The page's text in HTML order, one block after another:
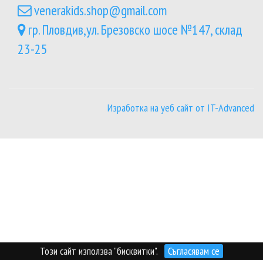
Този сайт използва "бисквитки". Съгласявам се
venerakids.shop@gmail.com
гр. Пловдив,ул. Брезовско шосе №147, склад
23-25
Изработка на уеб сайт от IT-Advanced